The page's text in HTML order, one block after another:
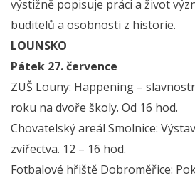
výstižně popisuje práci a život
buditelů a osobnosti z historie.
LOUNSKO
Pátek 27. července
ZUŠ Louny: Happening –
roku na dvoře školy. Od 16 hod.
Chovatelský areál Smolnice:
zvířectva. 12 – 16 hod.
Fotbalové hřiště Dobroměřice: